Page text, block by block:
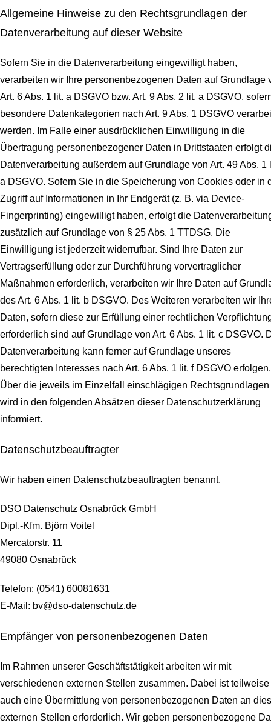
Allgemeine Hinweise zu den Rechtsgrundlagen der
Datenverarbeitung auf dieser Website
Sofern Sie in die Datenverarbeitung eingewilligt haben,
verarbeiten wir Ihre personenbezogenen Daten auf Grundlage
Art. 6 Abs. 1 lit. a DSGVO bzw. Art. 9 Abs. 2 lit. a DSGVO,
besondere Datenkategorien nach Art. 9 Abs. 1 DSGVO
werden. Im Falle einer ausdrücklichen Einwilligung in die
Übertragung personenbezogener Daten in Drittstaaten erfolgt
Datenverarbeitung außerdem auf Grundlage von Art. 49 Abs. 1
a DSGVO. Sofern Sie in die Speicherung von Cookies oder in
Zugriff auf Informationen in Ihr Endgerät (z. B. via Device-
Fingerprinting) eingewilligt haben, erfolgt die
zusätzlich auf Grundlage von § 25 Abs. 1 TTDSG. Die
Einwilligung ist jederzeit widerrufbar. Sind Ihre Daten zur
Vertragserfüllung oder zur Durchführung vorvertraglicher
Maßnahmen erforderlich, verarbeiten wir Ihre Daten auf
des Art. 6 Abs. 1 lit. b DSGVO. Des Weiteren verarbeiten wir
Daten, sofern diese zur Erfüllung einer rechtlichen
erforderlich sind auf Grundlage von Art. 6 Abs. 1 lit. c DSGVO.
Datenverarbeitung kann ferner auf Grundlage unseres
berechtigten Interesses nach Art. 6 Abs. 1 lit. f DSGVO erfolgen.
Über die jeweils im Einzelfall einschlägigen Rechtsgrundlagen
wird in den folgenden Absätzen dieser Datenschutzerklärung
informiert.
Datenschutz­beauftragter
Wir haben einen Datenschutzbeauftragten benannt.
DSO Datenschutz Osnabrück GmbH
Dipl.-Kfm. Björn Voitel
Mercatorstr. 11
49080 Osnabrück
Telefon: (0541) 60081631
E-Mail: bv@dso-datenschutz.de
Empfänger von personenbezogenen Daten
Im Rahmen unserer Geschäftstätigkeit arbeiten wir mit
verschiedenen externen Stellen zusammen. Dabei ist teilweise
auch eine Übermittlung von personenbezogenen Daten an
externen Stellen erforderlich. Wir geben personenbezogene